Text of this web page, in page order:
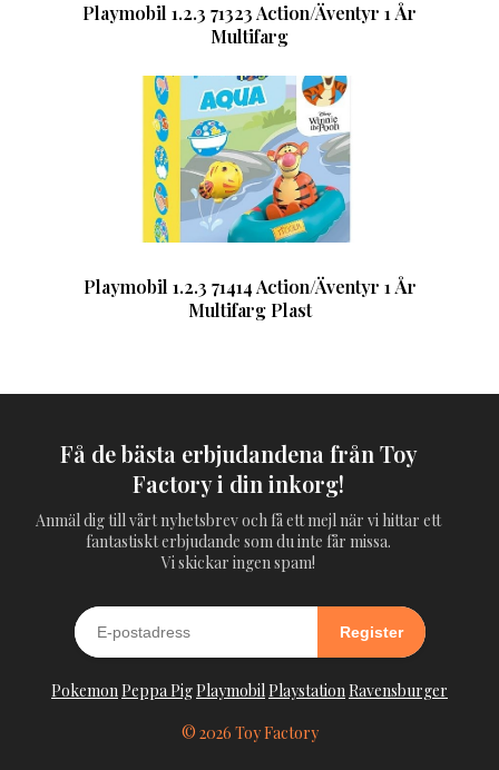
Playmobil 1.2.3 71323 Action/Äventyr 1 År
Multifarg
Playmobil 1.2.3 71414 Action/Äventyr 1 År
Multifarg Plast
Få de bästa erbjudandena från Toy
Factory i din inkorg!
Anmäl dig till vårt nyhetsbrev och få ett mejl när vi hittar ett
fantastiskt erbjudande som du inte får missa.
Vi skickar ingen spam!
Register
PokemonPeppa PigPlaymobilPlaystationRavensburger
© 2026 Toy Factory